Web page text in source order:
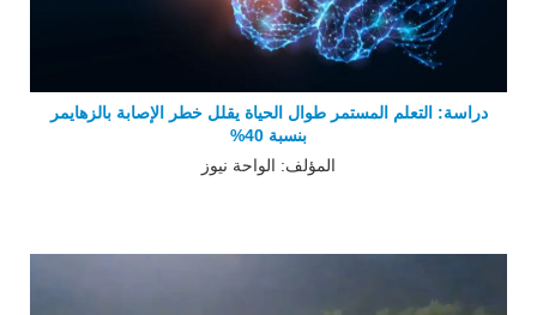
دراسة: التعلم المستمر طوال الحياة يقلل خطر الإصابة بالزهايمر
بنسبة 40%
المؤلف: الواحة نيوز